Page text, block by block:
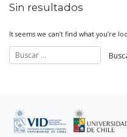
Sin resultados
It seems we can’t find what you’re